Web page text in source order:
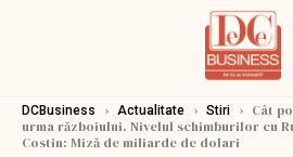
DCBusiness › Actualitate › Stiri › Cât
urma războiului. Nivelul schimburilor cu
Costin: Miză de miliarde de dolari